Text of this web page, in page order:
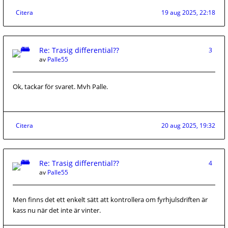
Citera 19 aug 2025, 22:18
Re: Trasig differential??
3
av Palle55
Ok, tackar för svaret. Mvh Palle.
Citera 20 aug 2025, 19:32
Re: Trasig differential??
4
av Palle55
Men finns det ett enkelt sätt att kontrollera om fyrhjulsdriften är
kass nu när det inte är vinter.